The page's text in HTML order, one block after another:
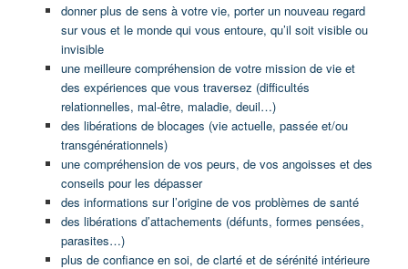
donner plus de sens à votre vie, porter un nouveau regard
sur vous et le monde qui vous entoure, qu’il soit visible ou
invisible
une meilleure compréhension de votre mission de vie et
des expériences que vous traversez (difficultés
relationnelles, mal-être, maladie, deuil…)
des libérations de blocages (vie actuelle, passée et/ou
transgénérationnels)
une compréhension de vos peurs, de vos angoisses et des
conseils pour les dépasser
des informations sur l’origine de vos problèmes de santé
des libérations d’attachements (défunts, formes pensées,
parasites…)
plus de confiance en soi, de clarté et de sérénité intérieure